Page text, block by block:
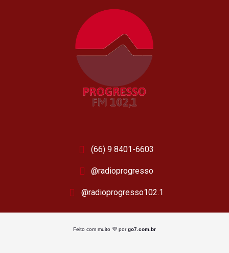
(66) 9 8401-6603
@radioprogresso
@radioprogresso102.1
Feito com muito 💜 porgo7.com.br